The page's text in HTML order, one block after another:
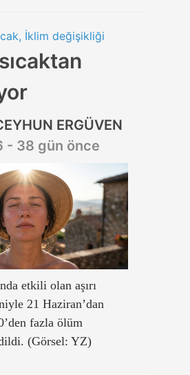
İklim değişikliği
ERGÜVEN
- 38 gün önce
etkili olan aşırı
21 Haziran’dan
fazla ölüm
(Görsel: YZ)